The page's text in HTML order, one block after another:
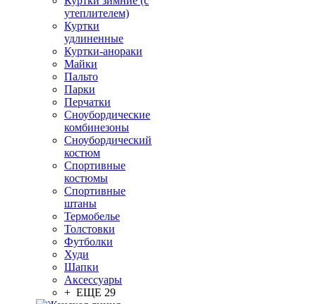
утеплителем)
Куртки
удлиненные
Куртки-анораки
Майки
Пальто
Парки
Перчатки
Сноубордические
комбинезоны
Сноубордический
костюм
Спортивные
костюмы
Спортивные
штаны
Термобелье
Толстовки
Футболки
Худи
Шапки
Аксессуары
+ ЕЩЕ 29